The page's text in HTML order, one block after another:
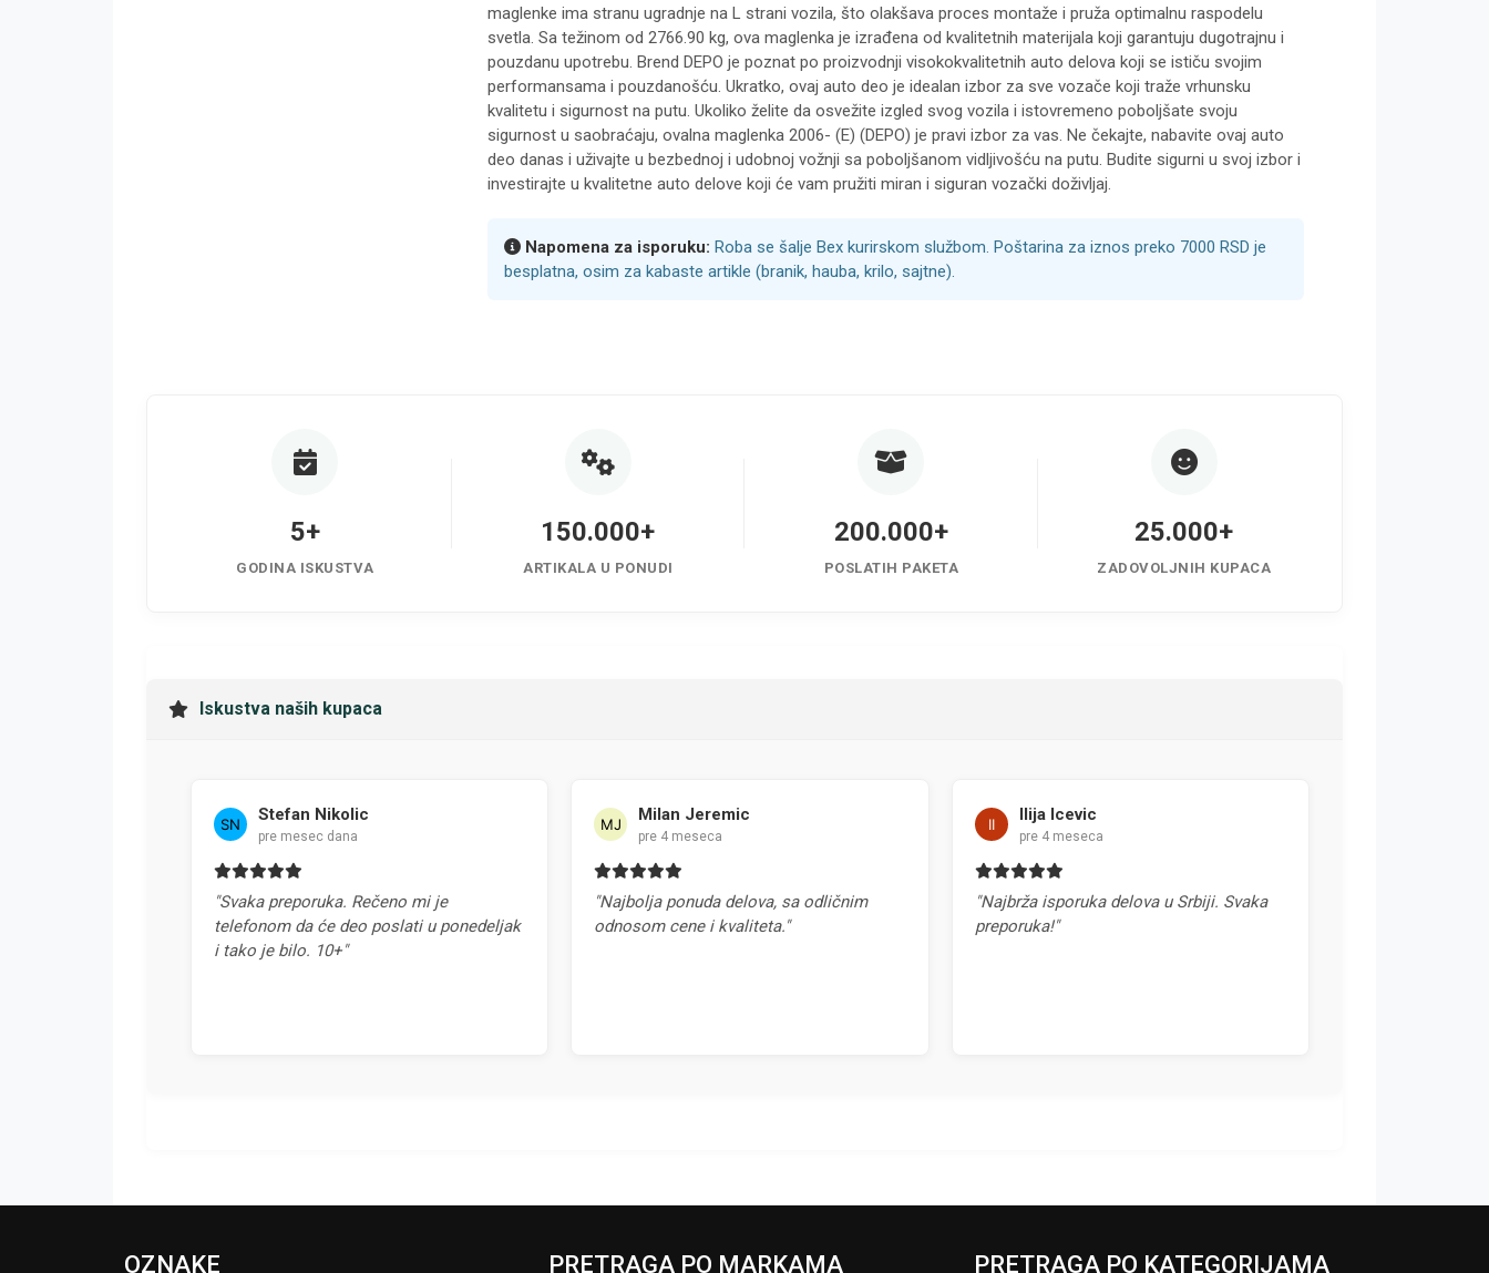
maglenke ima stranu ugradnje na L strani vozila, što olakšava proces montaže i pruža optimalnu raspodelu
svetla. Sa težinom od 2766.90 kg, ova maglenka je izrađena od kvalitetnih materijala koji garantuju dugotrajnu i
pouzdanu upotrebu. Brend DEPO je poznat po proizvodnji visokokvalitetnih auto delova koji se ističu svojim
performansama i pouzdanošću. Ukratko, ovaj auto deo je idealan izbor za sve vozače koji traže vrhunsku
kvalitetu i sigurnost na putu. Ukoliko želite da osvežite izgled svog vozila i istovremeno poboljšate svoju
sigurnost u saobraćaju, ovalna maglenka 2006- (E) (DEPO) je pravi izbor za vas. Ne čekajte, nabavite ovaj auto
deo danas i uživajte u bezbednoj i udobnoj vožnji sa poboljšanom vidljivošću na putu. Budite sigurni u svoj izbor i
investirajte u kvalitetne auto delove koji će vam pružiti miran i siguran vozački doživljaj.
Napomena za isporuku: Roba se šalje Bex kurirskom službom. Poštarina za iznos preko 7000 RSD je
besplatna, osim za kabaste artikle (branik, hauba, krilo, sajtne).
5+
GODINA ISKUSTVA
150.000+
ARTIKALA U PONUDI
200.000+
POSLATIH PAKETA
25.000+
ZADOVOLJNIH KUPACA
Iskustva naših kupaca
Stefan Nikolic
pre mesec dana
"Svaka preporuka. Rečeno mi je
telefonom da će deo poslati u ponedeljak
i tako je bilo. 10+"
Milan Jeremic
pre 4 meseca
"Najbolja ponuda delova, sa odličnim
odnosom cene i kvaliteta."
Ilija Icevic
pre 4 meseca
"Najbrža isporuka delova u Srbiji. Svaka
"Svaka preporuka. Rečeno mi
OZNAKE PRETRAGA PO MARKAMA PRETRAGA PO KATEGORIJAMA